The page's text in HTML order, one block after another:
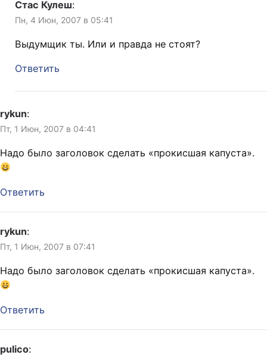
Стас Кулеш:
Пн, 4 Июн, 2007 в 05:41
Выдумщик ты. Или и правда не стоят?
Ответить
rykun:
Пт, 1 Июн, 2007 в 04:41
Надо было заголовок сделать «прокисшая капуста».
Ответить
rykun:
Пт, 1 Июн, 2007 в 07:41
Надо было заголовок сделать «прокисшая капуста».
Ответить
pulico: